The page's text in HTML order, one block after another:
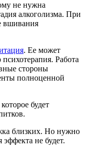
не нужна
алкоголизма. При
вшивания
. Ее может
Работа
стороны
полноценной
будет
близких. Но нужно
не будет.